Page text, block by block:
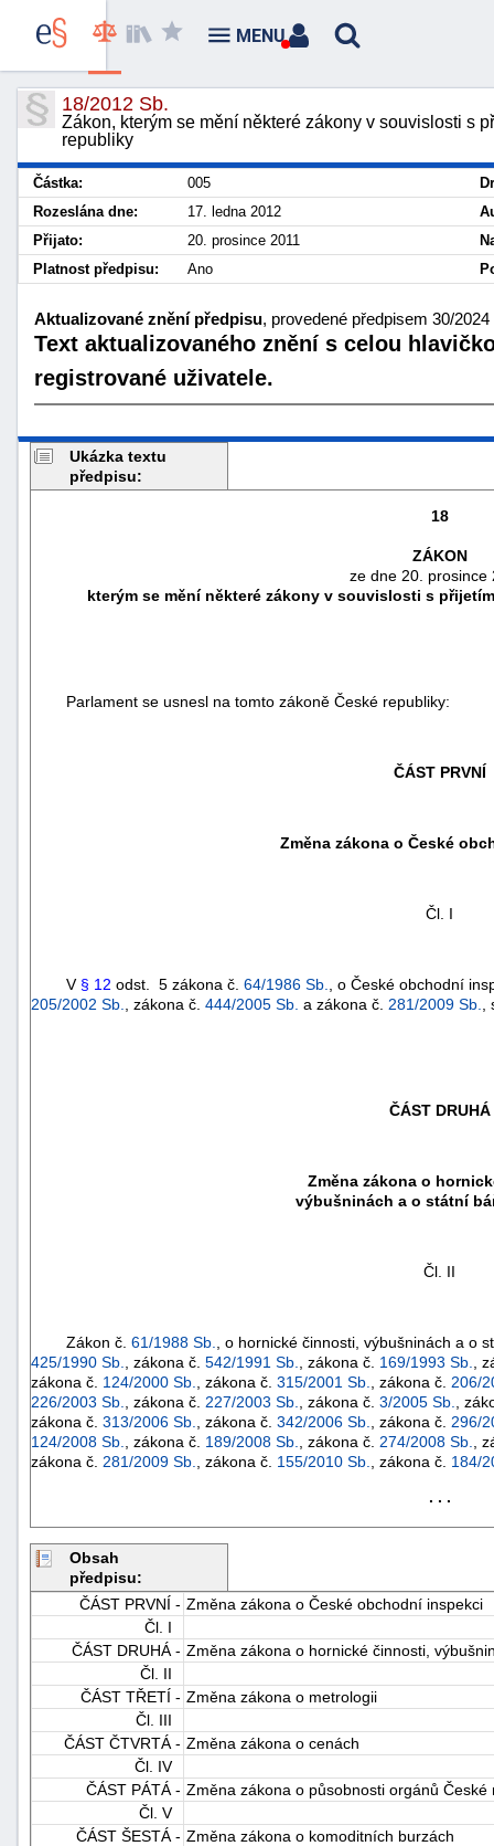
18/2012 Sb.
Zákon, kterým se mění některé zákony v souvislosti s
republiky
Částka: 005
Rozeslána dne:
17. ledna 2012
Přijato:
20. prosince 2011
Platnost předpisu:
Ano
Aktualizované znění předpisu, provedené předpisem 30/
Text aktualizovaného znění s celou
registrované uživatele.
Ukázka textu
předpisu:
18
ZÁKON
ze dne 20. prosince
kterým se mění některé zákony v souvislosti s
Parlament se usnesl na tomto zákoně České republiky:
ČÁST PRVNÍ
Změna zákona o České
Čl. I
V § 12 odst. 5 zákona č. 64/1986 Sb.
, o České obchodní
205/2002 Sb.
, zákona č. 444/2005 Sb. a zákona č. 281/2009 Sb.
ČÁST DRUHÁ
Změna zákona o
výbušninách a o státní
Čl. II
Zákon č. 61/1988 Sb.
, o hornické činnosti, výbušninách a o
425/1990 Sb.
, zákona č. 542/1991 Sb. , zákona č. 169/1993 Sb.
,
zákona č. 124/2000 Sb. , zákona č. 315/2001 Sb. , zákona č. 206/
226/2003 Sb.
, zákona č. 227/2003 Sb. , zákona č. 3/2005 Sb.
,
zákona č. 313/2006 Sb. , zákona č. 342/2006 Sb. , zákona č. 296/
124/2008 Sb.
, zákona č. 189/2008 Sb. , zákona č. 274/2008 Sb.
,
zákona č. 281/2009 Sb. , zákona č. 155/2010 Sb. , zákona č. 184/
. . .
Obsah
předpisu:
ČÁST PRVNÍ - Změna zákona o České obchodní inspekci
Čl. I
ČÁST DRUHÁ - Změna zákona o hornické činnosti,
Čl. II
ČÁST TŘETÍ - Změna zákona o metrologii
Čl. III
ČÁST ČTVRTÁ - Změna zákona o cenách
Čl. IV
ČÁST PÁTÁ - Změna zákona o působnosti orgánů České
Čl. V
ČÁST ŠESTÁ - Změna zákona o komoditních burzách
MENU
škody
+náhrady